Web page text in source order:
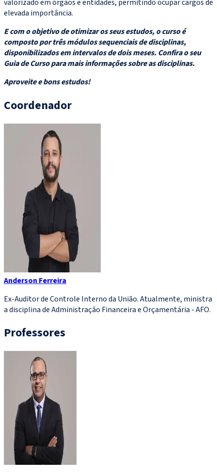
valorizado em órgãos e entidades, permitindo ocupar cargos de
elevada importância.
E com o objetivo de otimizar os seus estudos, o curso é
composto por três módulos sequenciais de disciplinas,
disponibilizados em intervalos de dois meses. Confira o seu
Guia de Curso para mais informações sobre as disciplinas.
Aproveite e bons estudos!
Coordenador
Anderson Ferreira
Ex-Auditor de Controle Interno da União. Atualmente, ministra
a disciplina de Administração Financeira e Orçamentária - AFO.
Professores